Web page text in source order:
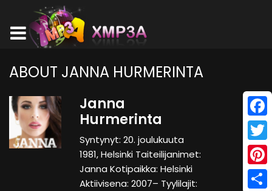
ABOUT JANNA HURMERINTA
Janna
Hurmerinta
Syntynyt: 20. joulukuuta
1981, Helsinki Taiteilijanimet:
Janna Kotipaikka: Helsinki
Aktiivisena: 2007– Tyylilajit: